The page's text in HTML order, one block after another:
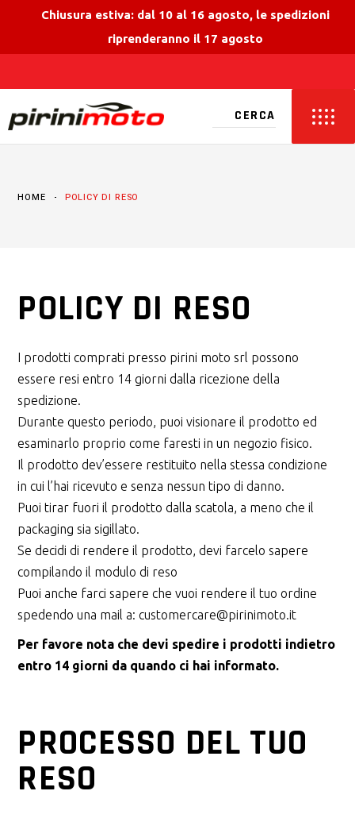
Chiusura estiva: dal 10 al 16 agosto, le spedizioni
riprenderanno il 17 agosto
HOME POLICY DI RESO
POLICY DI RESO
I prodotti comprati presso pirini moto srl possono
essere resi entro 14 giorni dalla ricezione della
spedizione.
Durante questo periodo, puoi visionare il prodotto ed
esaminarlo proprio come faresti in un negozio fisico.
Il prodotto dev’essere restituito nella stessa condizione
in cui l’hai ricevuto e senza nessun tipo di danno.
Puoi tirar fuori il prodotto dalla scatola, a meno che il
packaging sia sigillato.
Se decidi di rendere il prodotto, devi farcelo sapere
compilando il modulo di reso
Puoi anche farci sapere che vuoi rendere il tuo ordine
spedendo una mail a:customercare@pirinimoto.it
Per favore nota che devi spedire i prodotti indietro
entro 14 giorni da quando ci hai informato.
PROCESSO DEL TUO
RESO